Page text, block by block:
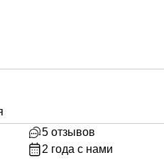
5 отзывов
2 года с нами